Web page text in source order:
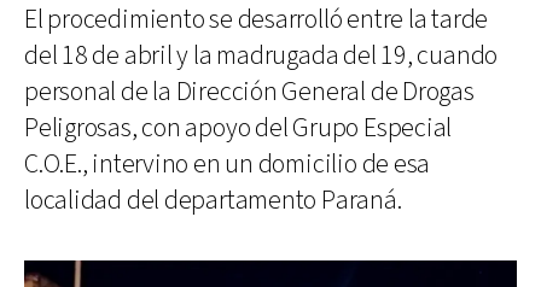
El procedimiento se desarrolló entre la tarde
del 18 de abril y la madrugada del 19, cuando
personal de la Dirección General de Drogas
Peligrosas, con apoyo del Grupo Especial
C.O.E., intervino en un domicilio de esa
localidad del departamento Paraná.